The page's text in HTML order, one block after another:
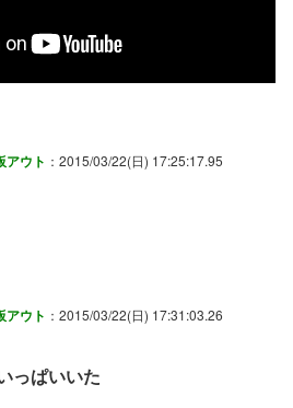
アウト ：2015/03/22(日) 17:25:17.95
アウト ：2015/03/22(日) 17:31:03.26
っぱいいた